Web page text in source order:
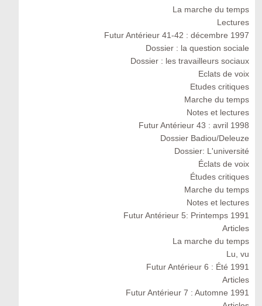
La marche du temps
Lectures
Futur Antérieur 41-42 : décembre 1997
Dossier : la question sociale
Dossier : les travailleurs sociaux
Eclats de voix
Etudes critiques
Marche du temps
Notes et lectures
Futur Antérieur 43 : avril 1998
Dossier Badiou/Deleuze
Dossier: L'université
Éclats de voix
Études critiques
Marche du temps
Notes et lectures
Futur Antérieur 5: Printemps 1991
Articles
La marche du temps
Lu, vu
Futur Antérieur 6 : Été 1991
Articles
Futur Antérieur 7 : Automne 1991